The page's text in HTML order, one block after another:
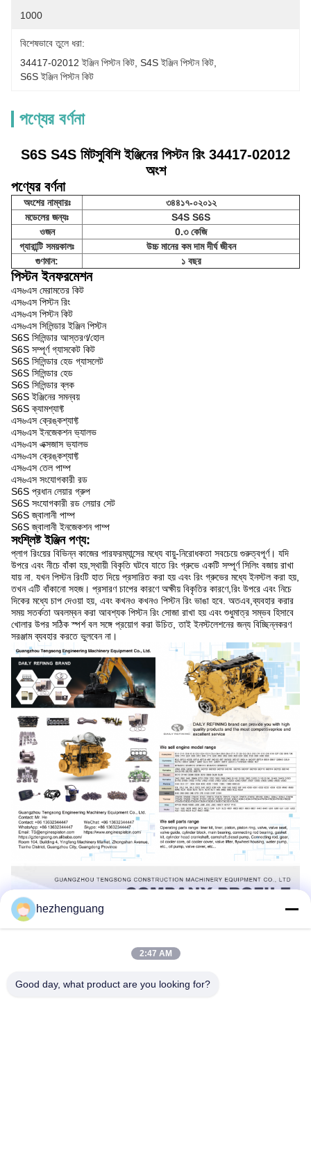
1000
বিশেষভাবে তুলে ধরা:
34417-02012 ইঞ্জিন পিস্টন কিট S4S ইঞ্জিন পিস্টন কিট
S6S ইঞ্জিন পিস্টন কিট
পণ্যের বর্ণনা
S6S S4S মিটসুবিশি ইঞ্জিনের পিস্টন রিং 34417-02012
অংশ
পণ্যের বর্ণনা
অংশের নাম্বারঃ
৩৪৪১৭-০২০১২
মডেলের জন্যঃ
S4S S6S
ওজন
0.৩ কেজি
গ্যারান্টি সময়কালঃ
উচ্চ মানের কম দাম দীর্ঘ জীবন
গুণমান:
১ বছর
পিস্টন ইনফরমেশন
এস৬এস মেরামতের কিট
এস৬এস পিস্টন রিং
এস৬এস পিস্টন কিট
এস৬এস সিলিন্ডার ইঞ্জিন পিস্টন
S6S সিলিন্ডার আস্তরণ/হোল
S6S সম্পূর্ণ গ্যাসকেট কিট
S6S সিলিন্ডার হেড গ্যাসলেট
S6S সিলিন্ডার হেড
S6S সিলিন্ডার ব্লক
S6S ইঞ্জিনের সমন্বয়
S6S ক্যামশ্যাফ্ট
এস৬এস ক্রেঙ্কশ্যাফ্ট
এস৬এস ইনজেকশন ভ্যালভ
এস৬এস এক্সজাস ভ্যালভ
এস৬এস ক্রেঙ্কশ্যাফ্ট
এস৬এস তেল পাম্প
এস৬এস সংযোগকারী রড
S6S প্রধান লেয়ার গ্রুপ
S6S সংযোগকারী রড লেয়ার সেট
S6S জ্বালানী পাম্প
S6S জ্বালানী ইনজেকশন পাম্প
সংশ্লিষ্ট ইঞ্জিন পণ্য:
প্লাগ রিংয়ের বিভিন্ন কাজের পারফরম্যান্সের মধ্যে বায়ু-নিরোধকতা সবচেয়ে গুরুত্বপূর্ণ। যদি
উপরে এবং নীচে বাঁকা হয়,স্থায়ী বিকৃতি ঘটবে যাতে রিং গ্রুভে একটি সম্পূর্ণ সিলিং বজায় রাখা
যায় না. যখন পিস্টন রিংটি হাত দিয়ে প্রসারিত করা হয় এবং রিং গ্রুভের মধ্যে ইনস্টল করা হয়,
তখন এটি বাঁকানো সহজ। প্রসারণ চাপের কারণে অক্ষীয় বিকৃতির কারণে,রিং উপরে এবং নিচে
দিকের মধ্যে চাপ দেওয়া হয়, এবং কখনও কখনও পিস্টন রিং ভাঙা হবে. অতএব,ব্যবহার করার
সময় সতর্কতা অবলম্বন করা আবশ্যক পিস্টন রিং সোজা রাখা হয় এবং শুধুমাত্র সম্ভব হিসাবে
খোলার উপর সঠিক স্পর্শ বল সঙ্গে প্রয়োগ করা উচিত, তাই ইনস্টলেশনের জন্য বিচ্ছিন্নকরণ
সরঞ্জাম ব্যবহার করতে ভুলবেন না।
hezhenguang
2:47 AM
Good day, what product are you looking for?